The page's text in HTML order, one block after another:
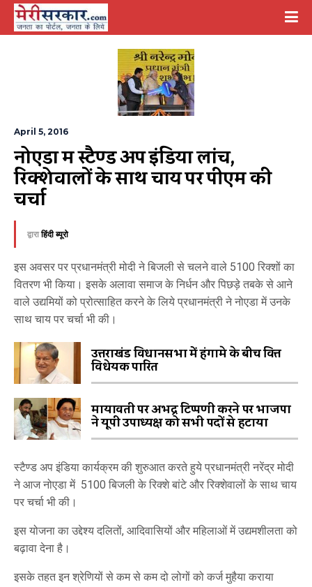
April 5, 2016
नोएडा में स्टैण्ड अप इंडिया लांच,
रिक्शेवालों के साथ चाय पर पीएम की
चर्चा
द्वाराहिंदी ब्यूरो
इस अवसर पर प्रधानमंत्री मोदी ने बिजली से चलने वाले 5100 रिक्शों का
वितरण भी किया। इसके अलावा समाज के निर्धन और पिछड़े तबके से आने
वाले उद्यमियों को प्रोत्साहित करने के लिये प्रधानमंत्री ने नोएडा में उनके
साथ चाय पर चर्चा भी की।
उत्तराखंड विधानसभा में हंगामे के बीच वित्त
विधेयक पारित
मायावती पर अभद्र टिप्पणी करने पर भाजपा
ने यूपी उपाध्यक्ष को सभी पदों से हटाया
स्टैण्ड अप इंडिया कार्यक्रम की शुरुआत करते हुये प्रधानमंत्री नरेंद्र मोदी
ने आज नोएडा में 5100 बिजली के रिक्शे बांटे और रिक्शेवालों के साथ चाय
पर चर्चा भी की।
इस योजना का उद्देश्य दलितों, आदिवासियों और महिलाओं में उद्यमशीलता को
बढ़ावा देना है।
इसके तहत इन श्रेणियों से कम से कम दो लोगों को कर्ज मुहैया कराया